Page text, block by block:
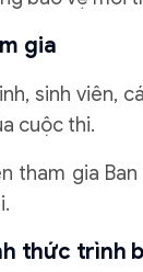
gia
sinh viên,
cuộc thi.
tham gia
thức trình